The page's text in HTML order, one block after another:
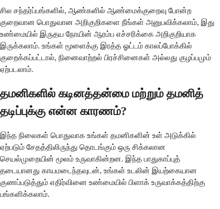
சில சந்தர்ப்பங்களில், ஆண்களில் ஆண்மைக்குறைவு போன்ற
குறைவான பொதுவான அறிகுறிகளை நீங்கள் அனுபவிக்கலாம், இது
உண்மையில் இருதய நோயின் ஆரம்ப எச்சரிக்கை அறிகுறியாக
இருக்கலாம். உங்கள் மூளைக்கு இரத்த ஓட்டம் காலப்போக்கில்
குறைக்கப்பட்டால், நினைவாற்றல் பிரச்சினைகள் அல்லது குழப்பமும்
ஏற்படலாம்.
தமனிகளில் கடினத்தன்மை மற்றும் தமனித்
தடிப்புக்கு என்ன காரணம்?
இந்த நிலைகள் பொதுவாக உங்கள் தமனிகளின் உள் அடுக்கில்
ஏற்படும் சேதத்திலிருந்து தொடங்கும் ஒரு சிக்கலான
செயல்முறையின் மூலம் உருவாகின்றன. இந்த பாதுகாப்புத்
தடையானது காயமடைந்தவுடன், உங்கள் உடலின் இயற்கையான
குணப்படுத்தும் எதிர்வினை உண்மையில் பிளாக் உருவாக்கத்திற்கு
பங்களிக்கலாம்.